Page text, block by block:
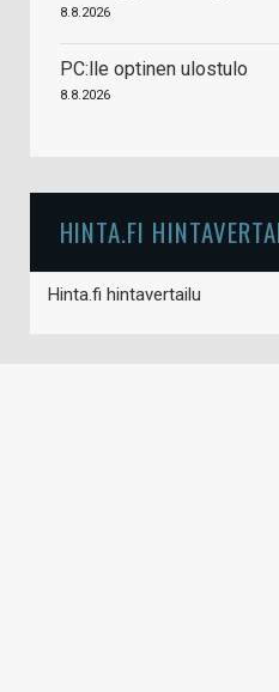
8.8.2026
PC:lle optinen ulostulo
8.8.2026
HINTA.FI
Hinta.fi hintavertailu